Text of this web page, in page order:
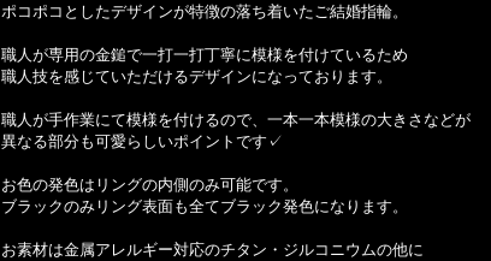
ポコポコとしたデザインが特徴の落ち着いたご結婚指輪。
職人が専用の金鎚で一打一打丁寧に模様を付けているため
職人技を感じていただけるデザインになっております。
職人が手作業にて模様を付けるので、一本一本模様の大きさなどが
異なる部分も可愛らしいポイントです✓
お色の発色はリングの内側のみ可能です。
ブラックのみリング表面も全てブラック発色になります。
お素材は金属アレルギー対応のチタン・ジルコニウムの他に